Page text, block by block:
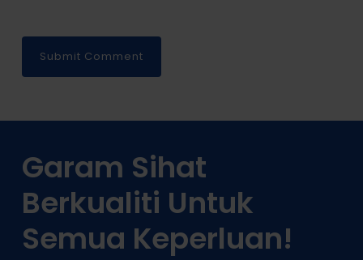
Garam Sihat
Berkualiti Untuk
Semua Keperluan!